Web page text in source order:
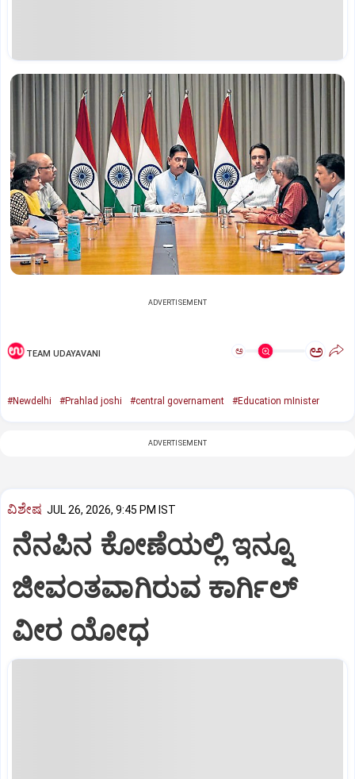
ADVERTISEMENT
TEAM UDAYAVANI ಅ ಅ
#Newdelhi #Prahlad joshi #central governament #Education mInister
ADVERTISEMENT
ವಿಶೇಷ JUL 26, 2026, 9:45 PM IST
ನೆನಪಿನ ಕೋಣೆಯಲ್ಲಿ ಇನ್ನೂ
ಜೀವಂತವಾಗಿರುವ ಕಾರ್ಗಿಲ್
ವೀರ ಯೋಧ